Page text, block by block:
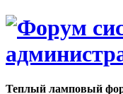
Теплый ламповый